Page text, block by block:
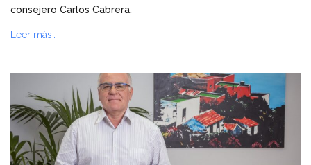
consejero Carlos Cabrera,
Leer más…